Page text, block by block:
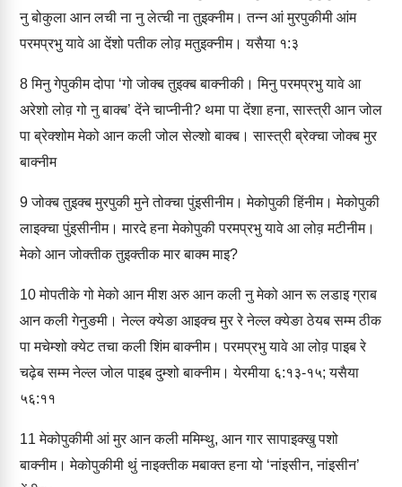
नु बोकुला आन लची ना नु लेत्‍ची ना तुइक्‍नीम। तन्‍न आं मुरपुकीमी आंम
परमप्रभु यावे आ देंशो पतीक लोव़ मतुइक्‍नीम। यसैया १:३
8मिनु गेपुकीम दोपा ‘गो जोक्‍ब तुइक्‍ब बाक्‍नीकी। मिनु परमप्रभु यावे आ
अरेशो लोव़ गो नु बाक्‍ब’ देंने चाप्‍नीनी? थमा पा देंशा हना, सास्‍त्री आन जोल
पा ब्रेक्‍शोम मेको आन कली जोल सेल्‍शो बाक्‍ब। सास्‍त्री ब्रेक्‍चा जोक्‍ब मुर
बाक्‍नीम
9जोक्‍ब तुइक्‍ब मुरपुकी मुने तोक्‍चा पुंइसीनीम। मेकोपुकी हिंनीम। मेकोपुकी
लाइक्‍चा पुंइसीनीम। मारदे हना मेकोपुकी परमप्रभु यावे आ लोव़ मटीनीम।
मेको आन जोक्‍तीक तुइक्‍तीक मार बाक्‍म माइ?
10मोपतीके गो मेको आन मीश अरु आन कली नु मेको आन रू लडाइ ग्राब
आन कली गेनुङमी। नेल्‍ल क्‍येङा आइक्‍च मुर रे नेल्‍ल क्‍येङा ठेयब सम्‍म ठीक
पा मचेम्‍शो क्‍येट तचा कली शिंम बाक्‍नीम। परमप्रभु यावे आ लोव़ पाइब रे
चढ़ेब सम्‍म नेल्‍ल जोल पाइब दुम्‍शो बाक्‍नीम। येरमीया ६:१३-१५; यसैया
५६:११
11 मेकोपुकीमी आं मुर आन कली ममिम्‍थु, आन गार सापाइक्‍खु पशो
बाक्‍नीम। मेकोपुकीमी थुं नाइक्‍तीक मबाक्‍त हना यो ‘नांइ‍सीन, नांइ‍सीन’